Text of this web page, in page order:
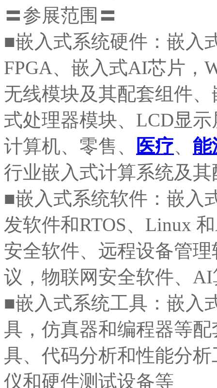
〓参展范围〓
■嵌入式系统硬件：嵌入
FPGA、嵌入式AI芯片，
无线模块及其配套组件
式处理器模块、LCD显示
计算机、零售、
医疗、 能
行业嵌入式计算系统及
■嵌入式系统软件：嵌入
发软件和RTOS、Linux
安全软件、远程设备管
议，物联网安全软件、
■嵌入式系统工具：嵌入
具，仿真器和编程器等
具、代码分析和性能分
仪和硬件测试设备等